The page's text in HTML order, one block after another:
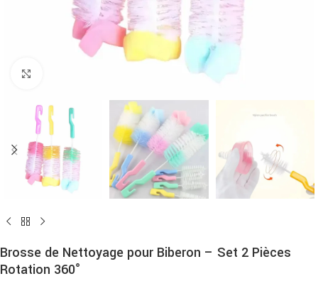
Brosse de Nettoyage pour Biberon – Set 2 Pièces
Rotation 360°